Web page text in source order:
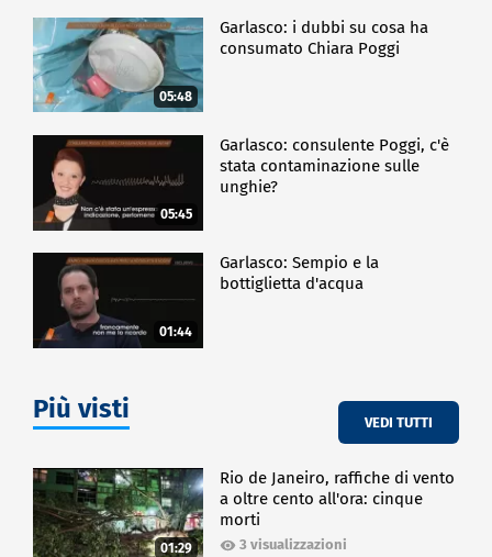
05:48
Garlasco: i dubbi su cosa ha
consumato Chiara Poggi
05:45
Garlasco: consulente Poggi, c'è
stata contaminazione sulle
unghie?
01:44
Garlasco: Sempio e la
bottiglietta d'acqua
Più visti VEDI TUTTI
01:29
Rio de Janeiro, raffiche di vento
a oltre cento all'ora: cinque
morti
3 visualizzazioni